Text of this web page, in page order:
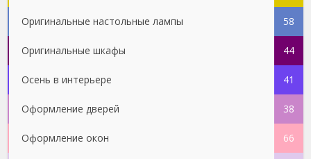
Оригинальные настольные лампы 58
Оригинальные шкафы 44
Осень в интерьере 41
Оформление дверей 38
Оформление окон 66